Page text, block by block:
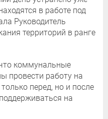
в работе под
Руководитель
территорий в ранге
коммунальные
провести работу на
перед, но и после
на